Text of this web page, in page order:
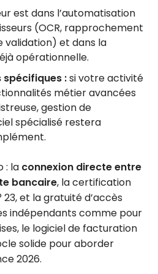
est dans l’automatisation
(OCR, rapprochement
validation) et dans la
opérationnelle.
spécifiques :si votre activité
métier avancées
gestion de
spécialisé restera
: la connexion directe entre
bancaire, la certification
et la gratuité d’accès
indépendants comme pour
le logiciel de facturation
solide pour aborder
2026.